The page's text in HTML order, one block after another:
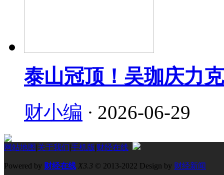
泰山冠顶！吴珈庆力
财小编 · 2026-06-29
网站地图 |关于我们|手机版|财经在线
Powered by 财经在线 X3.3 © 2013-2022 Design by 财经新闻